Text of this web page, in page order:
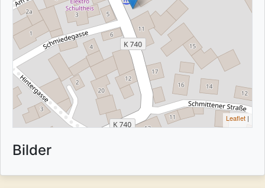
Leaflet |
Bilder